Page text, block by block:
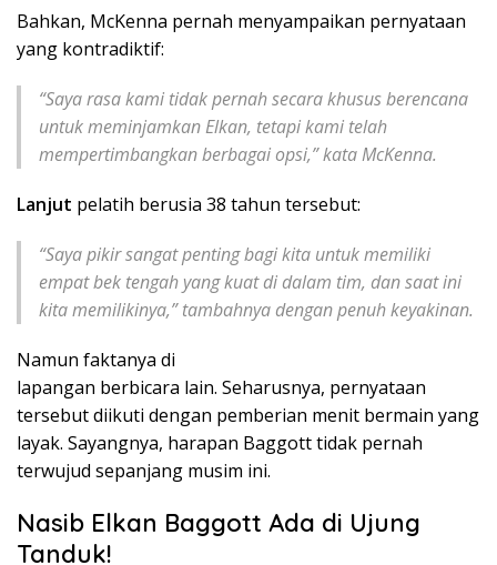
Bahkan, McKenna pernah menyampaikan pernyataan
yang kontradiktif:
“Saya rasa kami tidak pernah secara khusus berencana
untuk meminjamkan Elkan, tetapi kami telah
mempertimbangkan berbagai opsi,” kata McKenna.
Lanjut pelatih berusia 38 tahun tersebut:
“Saya pikir sangat penting bagi kita untuk memiliki
empat bek tengah yang kuat di dalam tim, dan saat ini
kita memilikinya,” tambahnya dengan penuh keyakinan.
Namun faktanya di
lapangan berbicara lain. Seharusnya, pernyataan
tersebut diikuti dengan pemberian menit bermain yang
layak. Sayangnya, harapan Baggott tidak pernah
terwujud sepanjang musim ini.
Nasib Elkan Baggott Ada di Ujung
Tanduk!